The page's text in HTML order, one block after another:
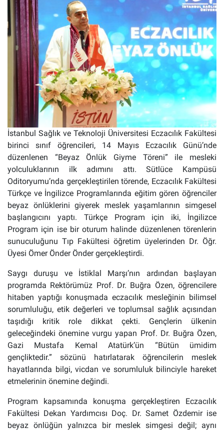
İstanbul Sağlık ve Teknoloji Üniversitesi Eczacılık Fakültesi
birinci sınıf öğrencileri, 14 Mayıs Eczacılık Günü’nde
düzenlenen “Beyaz Önlük Giyme Töreni” ile mesleki
yolculuklarının ilk adımını attı.Sütlüce Kampüsü
Oditoryumu’nda gerçekleştirilen törende, Eczacılık Fakültesi
Türkçe ve İngilizce Programlarında eğitim gören öğrenciler
beyaz önlüklerini giyerek meslek yaşamlarının simgesel
başlangıcını yaptı. Türkçe Program için iki, İngilizce
Program için ise bir oturum halinde düzenlenen törenlerin
sunuculuğunu Tıp Fakültesi öğretim üyelerinden Dr. Öğr.
Üyesi Ömer Önder Önder gerçekleştirdi.
Saygı duruşu ve İstiklal Marşı’nın ardından başlayan
programda Rektörümüz Prof. Dr. Buğra Özen, öğrencilere
hitaben yaptığı konuşmada eczacılık mesleğinin bilimsel
sorumluluğu, etik değerleri ve toplumsal sağlık açısından
taşıdığı kritik role dikkat çekti. Gençlerin ülkenin
geleceğindeki önemine vurgu yapan Prof. Dr. Buğra Özen,
Gazi Mustafa Kemal Atatürk’ün “Bütün ümidim
gençliktedir.” sözünü hatırlatarak öğrencilerin meslek
hayatlarında bilgi, vicdan ve sorumluluk bilinciyle hareket
etmelerinin önemine değindi.
Program kapsamında konuşma gerçekleştiren Eczacılık
Fakültesi Dekan Yardımcısı Doç. Dr. Samet Özdemir ise
beyaz önlüğün yalnızca bir meslek simgesi değil; aynı